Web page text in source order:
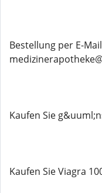
Bestellung per E-
Kaufen Sie
Kaufen Sie Viagra